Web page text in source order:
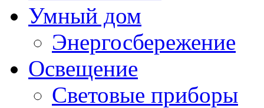
Умный дом
Энергосбережение
Освещение
Световые приборы